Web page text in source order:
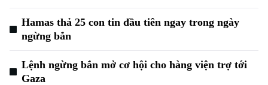
Hamas thả 25 con tin đầu tiên ngay trong ngày
ngừng bắn
Lệnh ngừng bắn mở cơ hội cho hàng viện trợ tới
Gaza